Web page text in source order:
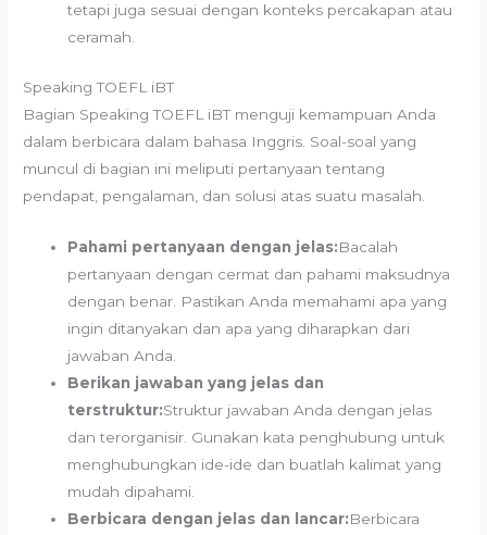
tetapi juga sesuai dengan konteks percakapan atau
ceramah.
Speaking TOEFL iBT
Bagian Speaking TOEFL iBT menguji kemampuan Anda
dalam berbicara dalam bahasa Inggris. Soal-soal yang
muncul di bagian ini meliputi pertanyaan tentang
pendapat, pengalaman, dan solusi atas suatu masalah.
Pahami pertanyaan dengan jelas:Bacalah
pertanyaan dengan cermat dan pahami maksudnya
dengan benar. Pastikan Anda memahami apa yang
ingin ditanyakan dan apa yang diharapkan dari
jawaban Anda.
Berikan jawaban yang jelas dan
terstruktur:Struktur jawaban Anda dengan jelas
dan terorganisir. Gunakan kata penghubung untuk
menghubungkan ide-ide dan buatlah kalimat yang
mudah dipahami.
Berbicara dengan jelas dan lancar:Berbicara